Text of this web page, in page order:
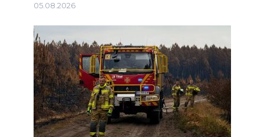
05.08.2026